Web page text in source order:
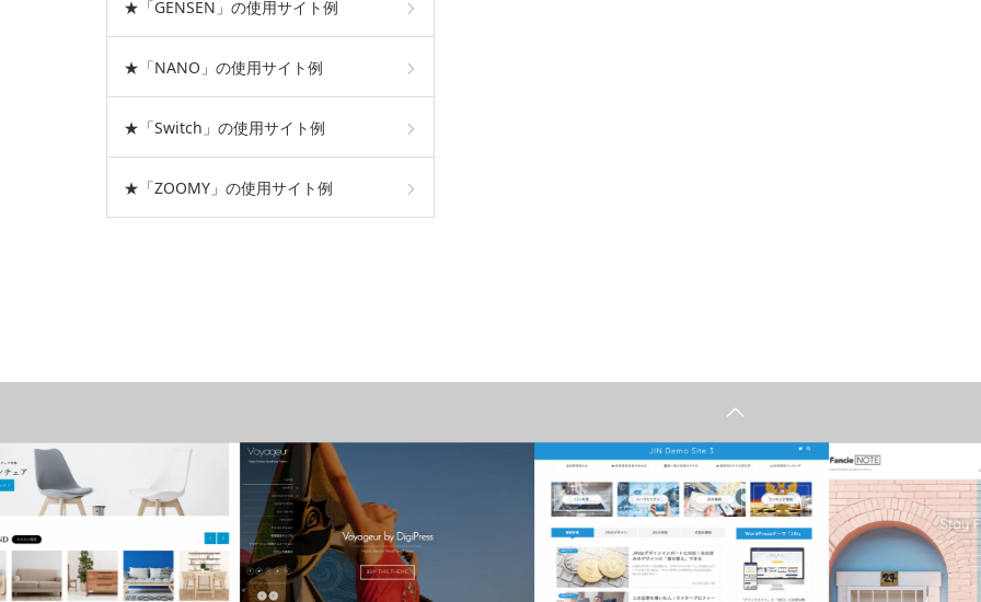
★「GENSEN」の使用サイト例
★「NANO」の使用サイト例
★「Switch」の使用サイト例
★「ZOOMY」の使用サイト例